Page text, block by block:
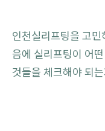
인천실리프팅을 고
음에 실리프팅이 어
것들을 체크해야 되